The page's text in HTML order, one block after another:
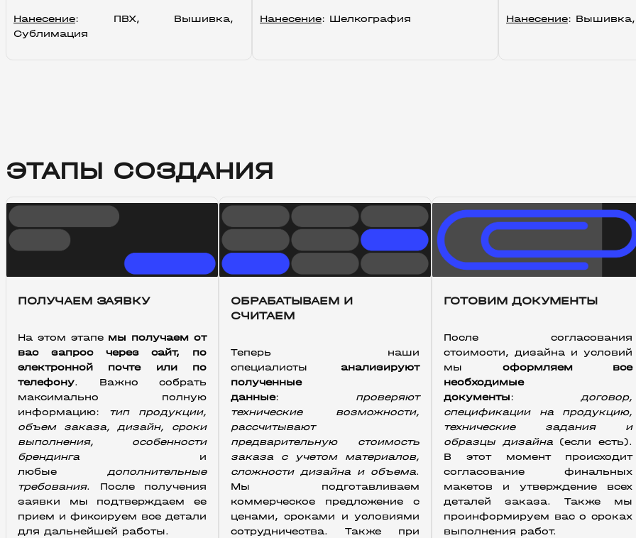
Нанесение: ПВХ, Вышивка,
Сублимация
Нанесение: Шелкография
Нанесение:
ЭТАПЫ СОЗДАНИЯ
ПОЛУЧАЕМ ЗАЯВКУ
На этом этапе мы получаем от
вас запрос через сайт, по
электронной почте или по
телефону. Важно собрать
максимально полную
информацию: тип продукции,
объем заказа, дизайн, сроки
выполнения, особенности
брендинга и
любые дополнительные
требования. После получения
заявки мы подтверждаем ее
прием и фиксируем все детали
для дальнейшей работы.
ОБРАБАТЫВАЕМ И
СЧИТАЕМ
Теперь наши
специалисты анализируют
полученные
данные: проверяют
технические возможности,
рассчитывают
предварительную стоимость
заказа с учетом материалов,
сложности дизайна и объема.
Мы подготавливаем
коммерческое предложение с
ценами, сроками и условиями
сотрудничества. Также при
ГОТОВИМ ДОКУМЕНТЫ
После согласования
стоимости, дизайна и условий
мы оформляем все
необходимые
документы: договор,
спецификации на продукцию,
технические задания и
образцы дизайна (если есть).
В этот момент происходит
согласование финальных
макетов и утверждение всех
деталей заказа. Также мы
проинформируем вас о сроках
выполнения работ.